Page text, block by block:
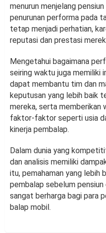
menurun menjelang
penurunan performa pada
tetap menjadi perhatian,
reputasi dan prestasi
Mengetahui bagaimana
seiring waktu juga memiliki
dapat membantu tim dan
keputusan yang lebih baik
mereka, serta memberikan
faktor-faktor seperti usia
kinerja pembalap.
Dalam dunia yang
dan analisis memiliki
itu, pemahaman yang lebih
pembalap sebelum
sangat berharga bagi para
balap mobil.